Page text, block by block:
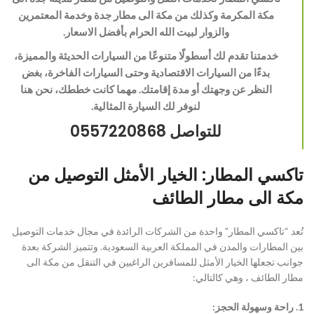
مكة المكرمة وكذلك من مكة الى مطار جدة وخدمة المعتمرين
والزوار لبيت الله الحرام بأفضل الاسعار.
خدمتنا تقدم لك أسطولًا متنوعًا من السيارات الحديثة والمميزة،
بدءًا من السيارات الاقتصادية وحتى السيارات الفاخرة، بغض
النظر عن وجهتك أو مدة إقامتك. مهما كانت خططك، نحن هنا
لنوفر لك السيارة المثالية.
للتواصل 0557220868
تاكسي المطار: الخيار الأمثل التوصيل من
مكة الى مطار الطائف
تُعد “تاكسي المطار” واحدة من الشركات الرائدة في مجال خدمات التوصيل
بين المطارات والمدن في المملكة العربية السعودية. وتتميز الشركة بعدة
جوانب تجعلها الخيار الأمثل للمسافرين الراغبين في التنقل من مكة الى
مطار الطائف ، وهي كالتالي:
1. راحة وسهولة الحجز: